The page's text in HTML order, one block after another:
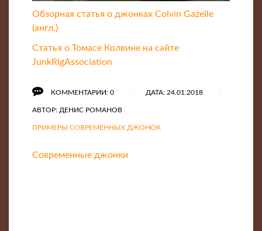
Обзорная статья о джонках Colvin Gazelle
(англ.)
Статья о Томасе Колвине на сайте
JunkRigAssociation
КОММЕНТАРИИ: 0 ДАТА: 24.01.2018
АВТОР: ДЕНИС РОМАНОВ
ПРИМЕРЫ СОВРЕМЕННЫХ ДЖОНОК
Современные джонки